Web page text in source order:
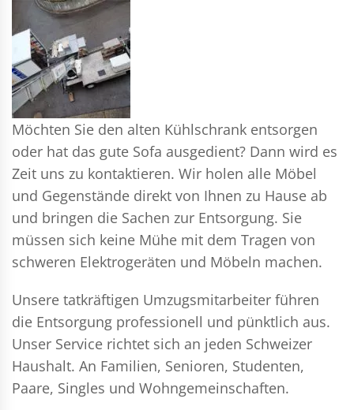
Möchten Sie den alten Kühlschrank entsorgen
oder hat das gute Sofa ausgedient? Dann wird es
Zeit uns zu kontaktieren. Wir holen alle Möbel
und Gegenstände direkt von Ihnen zu Hause ab
und bringen die Sachen zur Entsorgung. Sie
müssen sich keine Mühe mit dem Tragen von
schweren Elektrogeräten und Möbeln machen.
Unsere tatkräftigen Umzugsmitarbeiter führen
die Entsorgung professionell und pünktlich aus.
Unser Service richtet sich an jeden Schweizer
Haushalt. An Familien, Senioren, Studenten,
Paare, Singles und Wohngemeinschaften.